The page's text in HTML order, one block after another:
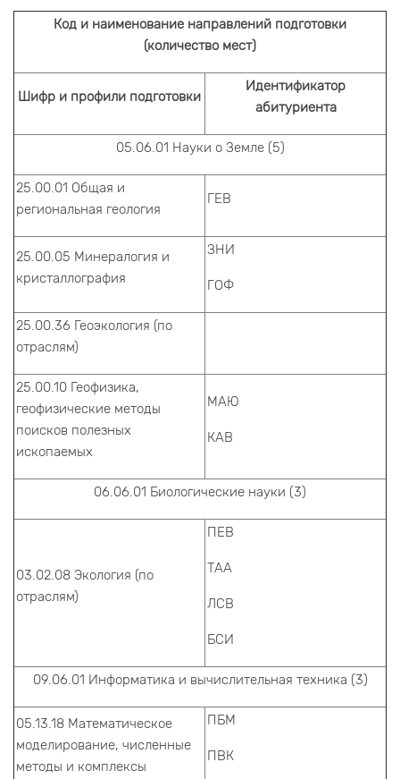
Код и наименование направлений подготовки
(количество мест)
Шифр и профили подготовки
Идентификатор
абитуриента
05.06.01 Науки о Земле (5)
25.00.01 Общая и
региональная геология
ГЕВ
25.00.05 Минералогия и
кристаллография
ЗНИ
ГОФ
25.00.36 Геоэкология (по
отраслям)
25.00.10 Геофизика,
геофизические методы
поисков полезных
ископаемых
МАЮ
КАВ
06.06.01 Биологические науки (3)
03.02.08 Экология (по
отраслям)
ПЕВ
ТАА
ЛСВ
БСИ
09.06.01 Информатика и вычислительная техника (3)
05.13.18 Математическое
моделирование, численные
методы и комплексы
ПБМ
ПВК